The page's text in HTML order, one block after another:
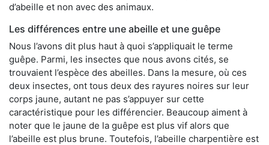
d’abeille et non avec des animaux.
Les différences entre une abeille et une guêpe
Nous l’avons dit plus haut à quoi s’appliquait le terme
guêpe. Parmi, les insectes que nous avons cités, se
trouvaient l’espèce des abeilles. Dans la mesure, où ces
deux insectes, ont tous deux des rayures noires sur leur
corps jaune, autant ne pas s’appuyer sur cette
caractéristique pour les différencier. Beaucoup aiment à
noter que le jaune de la guêpe est plus vif alors que
l’abeille est plus brune. Toutefois, l’abeille charpentière est